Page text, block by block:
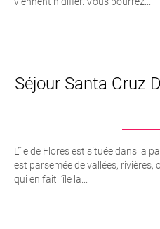
Séjour Santa Cruz
L’île de Flores est située dans la
est parsemée de vallées, rivières,
qui en fait l’île la...